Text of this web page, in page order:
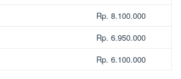
Rp. 8.100.000
Rp. 6.950.000
Rp. 6.100.000